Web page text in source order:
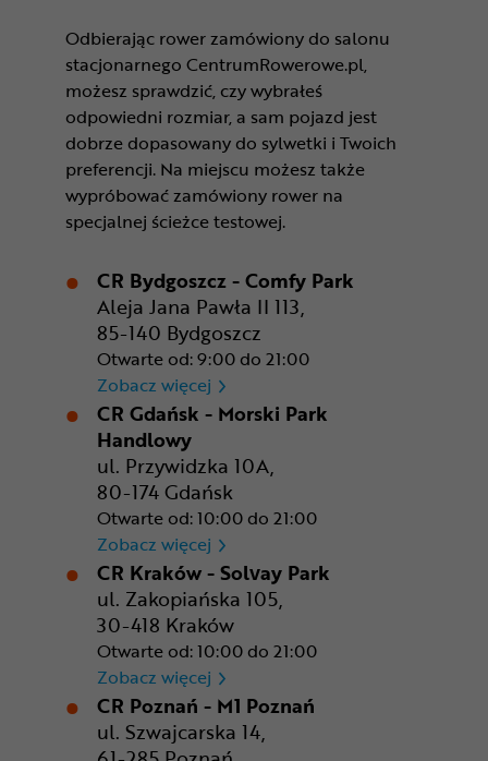
Odbierając rower zamówiony do salonu
stacjonarnego CentrumRowerowe.pl,
możesz sprawdzić, czy wybrałeś
odpowiedni rozmiar, a sam pojazd jest
dobrze dopasowany do sylwetki i Twoich
preferencji. Na miejscu możesz także
wypróbować zamówiony rower na
specjalnej ścieżce testowej.
CR Bydgoszcz - Comfy Park
Aleja Jana Pawła II 113,
85-140 Bydgoszcz
Otwarte od: 9:00 do 21:00
Zobacz więcej CR Bydgoszcz - Comfy Park
CR Gdańsk - Morski Park
Handlowy
ul. Przywidzka 10A,
80-174 Gdańsk
Otwarte od: 10:00 do 21:00
Zobacz więcej CR Gdańsk - Morski Park
CR Kraków - Solvay Park
ul. Zakopiańska 105,
30-418 Kraków
Otwarte od: 10:00 do 21:00
Zobacz więcej CR Kraków - Solvay Park
CR Poznań - M1 Poznań
ul. Szwajcarska 14,